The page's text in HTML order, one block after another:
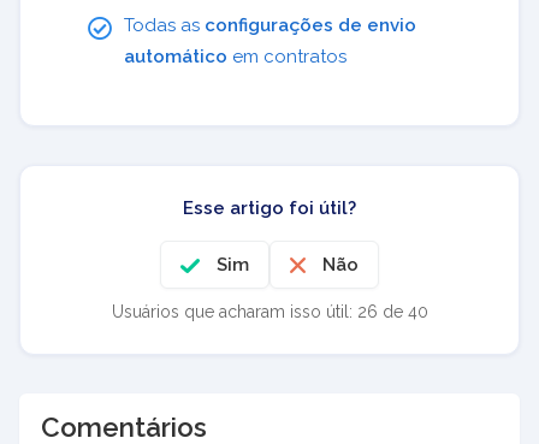
Todas as configurações de envio
automático em contratos
Esse artigo foi útil?
Sim Não
Usuários que acharam isso útil: 26 de 40
Comentários